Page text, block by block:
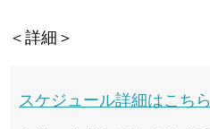
＜詳細＞
スケジュール詳細はこちら